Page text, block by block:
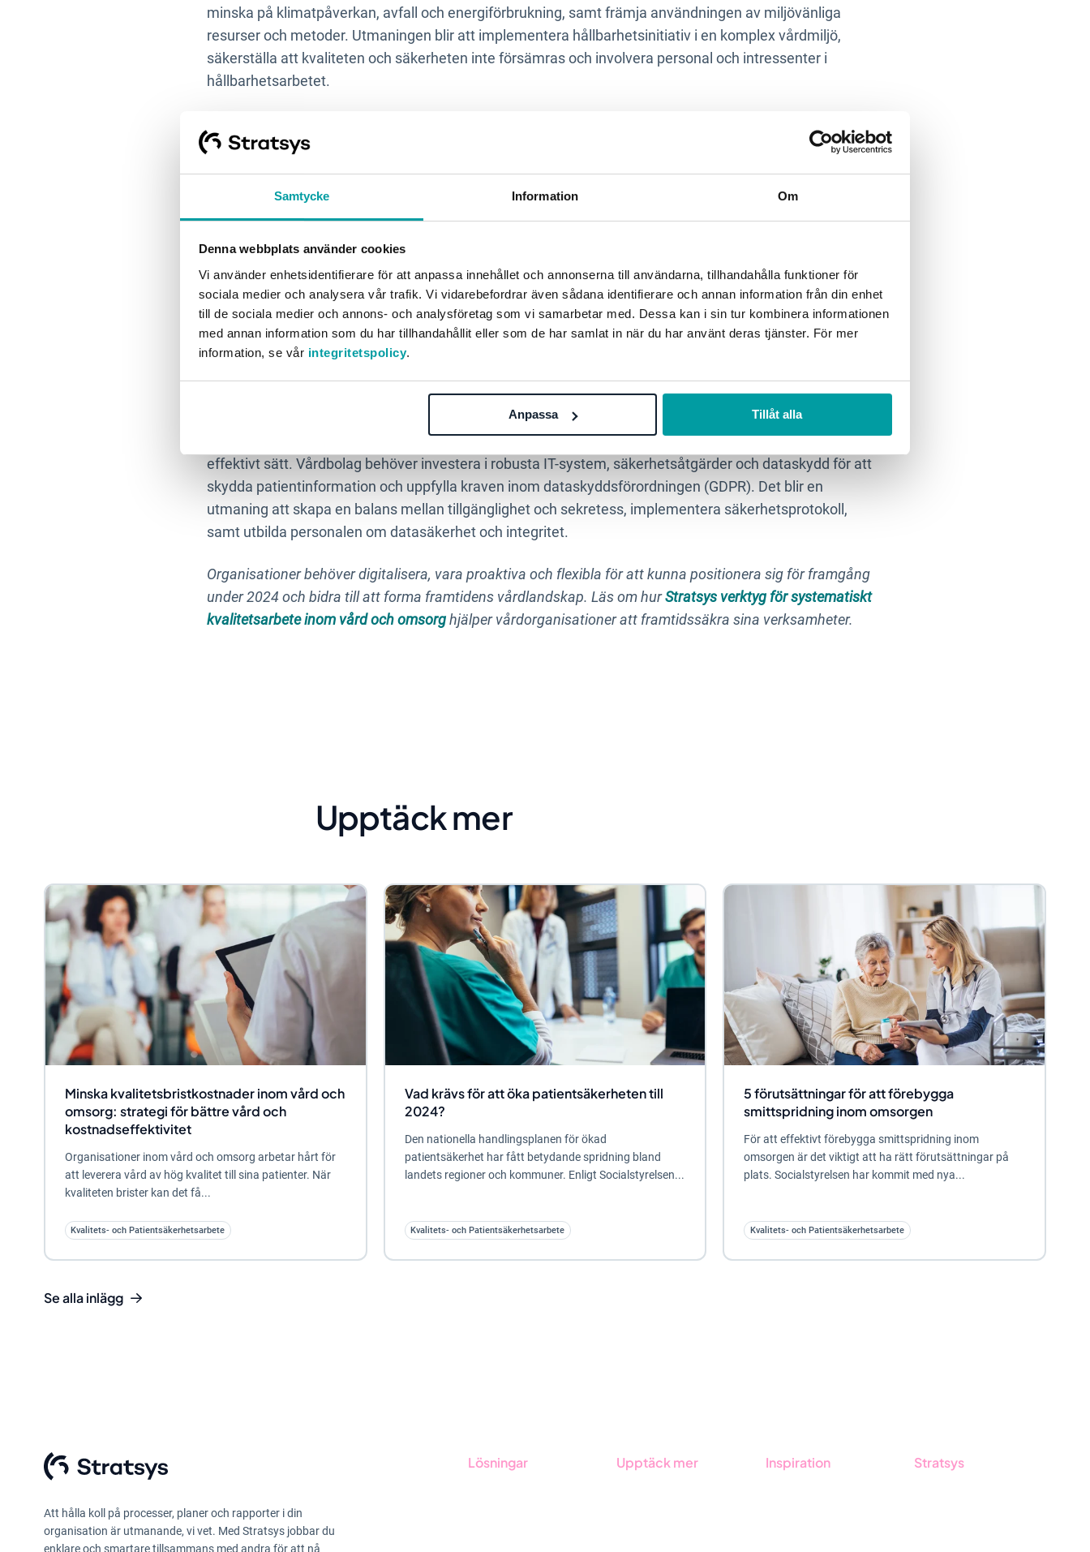
Samtycke Information Om
Denna webbplats använder cookies
Vi använder enhetsidentifierare för att anpassa innehållet och annonserna till användarna, tillhandahålla funktioner för
sociala medier och analysera vår trafik. Vi vidarebefordrar även sådana identifierare och annan information från din enhet
till de sociala medier och annons- och analysföretag som vi samarbetar med. Dessa kan i sin tur kombinera informationen
med annan information som du har tillhandahållit eller som de har samlat in när du har använt deras tjänster. För mer
information, se vår integritetspolicy.
Anpassa Tillåt alla
minska på klimatpåverkan, avfall och energiförbrukning, samt främja användningen av miljövänliga
resurser och metoder. Utmaningen blir att implementera hållbarhetsinitiativ i en komplex vårdmiljö,
säkerställa att kvaliteten och säkerheten inte försämras och involvera personal och intressenter i
hållbarhetsarbetet.
4. Personalbrist och kompetensutveckling
En av de största utmaningarna för vårdbolag är att hantera personalbristen och säkerställa tillräcklig
kompetens för att möta framtidens vårdbehov. Här krävs en proaktiv rekrytering, investeringar i
medarbetares karriärutveckling och välmående och främja en positiv arbetskultur.
5. Hantering av stora mängder data och
säkerhet
Det digitala vårdlandskapet genererar enorma mängder data som behöver hanteras på ett säkert och
effektivt sätt. Vårdbolag behöver investera i robusta IT-system, säkerhetsåtgärder och dataskydd för att
skydda patientinformation och uppfylla kraven inom dataskyddsförordningen (GDPR). Det blir en
utmaning att skapa en balans mellan tillgänglighet och sekretess, implementera säkerhetsprotokoll,
samt utbilda personalen om datasäkerhet och integritet.
Organisationer behöver digitalisera, vara proaktiva och flexibla för att kunna positionera sig för framgång
under 2024 och bidra till att forma framtidens vårdlandskap. Läs om hurStratsys verktyg för systematiskt
kvalitetsarbete inom vård och omsorghjälper vårdorganisationer att framtidssäkra sina verksamheter.
Upptäck mer
Minska kvalitetsbristkostnader inom vård och
omsorg: strategi för bättre vård och
kostnadseffektivitet
Organisationer inom vård och omsorg arbetar hårt för
att leverera vård av hög kvalitet till sina patienter. När
kvaliteten brister kan det få...
Kvalitets- och Patientsäkerhetsarbete
Vad krävs för att öka patientsäkerheten till
2024?
Den nationella handlingsplanen för ökad
patientsäkerhet har fått betydande spridning bland
landets regioner och kommuner. Enligt Socialstyrelsen...
Kvalitets- och Patientsäkerhetsarbete
5 förutsättningar för att förebygga
smittspridning inom omsorgen
För att effektivt förebygga smittspridning inom
omsorgen är det viktigt att ha rätt förutsättningar på
plats. Socialstyrelsen har kommit med nya...
Kvalitets- och Patientsäkerhetsarbete
Se alla inlägg
Att hålla koll på processer, planer och rapporter i din
organisation är utmanande, vi vet. Med Stratsys jobbar du
enklare och smartare tillsammans med andra för att nå
Lösningar Upptäck mer Inspiration Stratsys